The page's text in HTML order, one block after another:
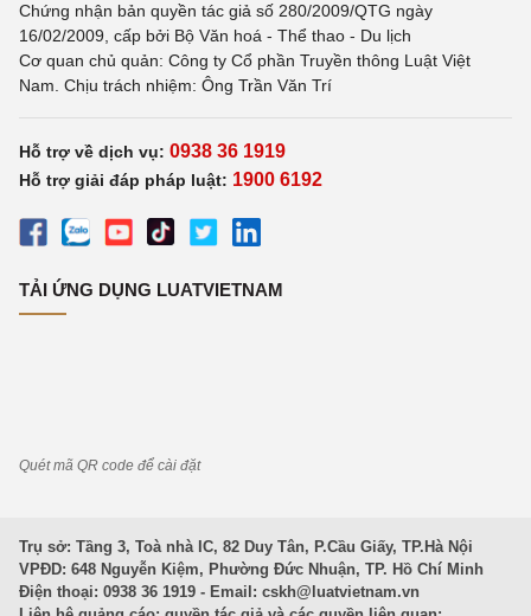
Chứng nhận bản quyền tác giả số 280/2009/QTG ngày
16/02/2009, cấp bởi Bộ Văn hoá - Thể thao - Du lịch
Cơ quan chủ quản: Công ty Cổ phần Truyền thông Luật Việt
Nam. Chịu trách nhiệm: Ông Trần Văn Trí
Hỗ trợ về dịch vụ: 0938 36 1919
Hỗ trợ giải đáp pháp luật: 1900 6192
TẢI ỨNG DỤNG LUATVIETNAM
Quét mã QR code để cài đặt
Trụ sở: Tầng 3, Toà nhà IC, 82 Duy Tân, P.Cầu Giấy, TP.Hà Nội
VPĐD: 648 Nguyễn Kiệm, Phường Đức Nhuận, TP. Hồ Chí Minh
Điện thoại: 0938 36 1919 - Email: cskh@luatvietnam.vn